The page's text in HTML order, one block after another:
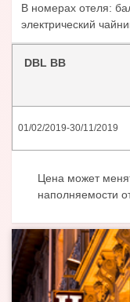
В номерах отеля:
электрический
DBL BB
01/02/2019-30/11/2019
Цена может
наполняемости